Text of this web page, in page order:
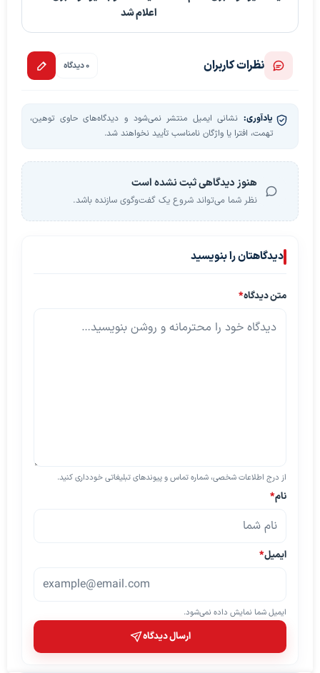
اعلام شد
نظرات کاربران 0 دیدگاه
یادآوری: نشانی ایمیل منتشر نمی‌شود و دیدگاه‌های حاوی توهین،
تهمت، افترا یا واژگان نامناسب تأیید نخواهند شد.
هنوز دیدگاهی ثبت نشده است
نظر شما می‌تواند شروع یک گفت‌وگوی سازنده باشد.
دیدگاهتان را بنویسید
متن دیدگاه*
از درج اطلاعات شخصی، شماره تماس و پیوندهای تبلیغاتی خودداری کنید.
نام*
ایمیل*
ایمیل شما نمایش داده نمی‌شود.
ارسال دیدگاه